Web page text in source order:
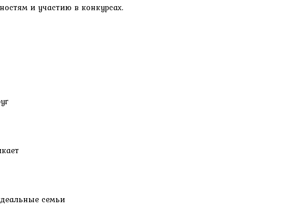
и участию в конкурсах.
семьи